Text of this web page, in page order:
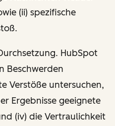
(ii) spezifische
HubSpot
Beschwerden
Verstöße untersuchen,
Ergebnisse geeignete
(iv) die Vertraulichkeit